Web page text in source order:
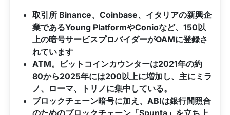
取引所 Binance、 Coinbase、イタリアの新興企
業であるYoung PlatformやConioなど、150以
上の暗号サービスプロバイダーがOAMに登録さ
れています
ATM。ビットコインカウンターは2021年の約
80から2025年には200以上に増加し、主にミラ
ノ、ローマ、トリノに集中している。
ブロックチェーン暗号に加え、ABIは銀行間照合
のためのブロックチェーン「Spunta」を立ち上